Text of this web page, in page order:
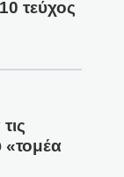
τεύχος
«τομέα